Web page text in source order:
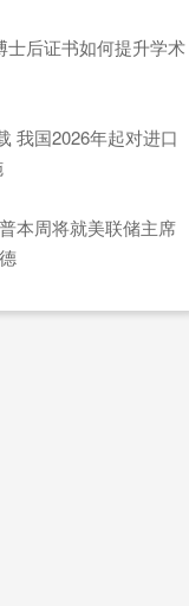
士后证书如何提升学术
我国2026年起对进口
本周将就美联储主席